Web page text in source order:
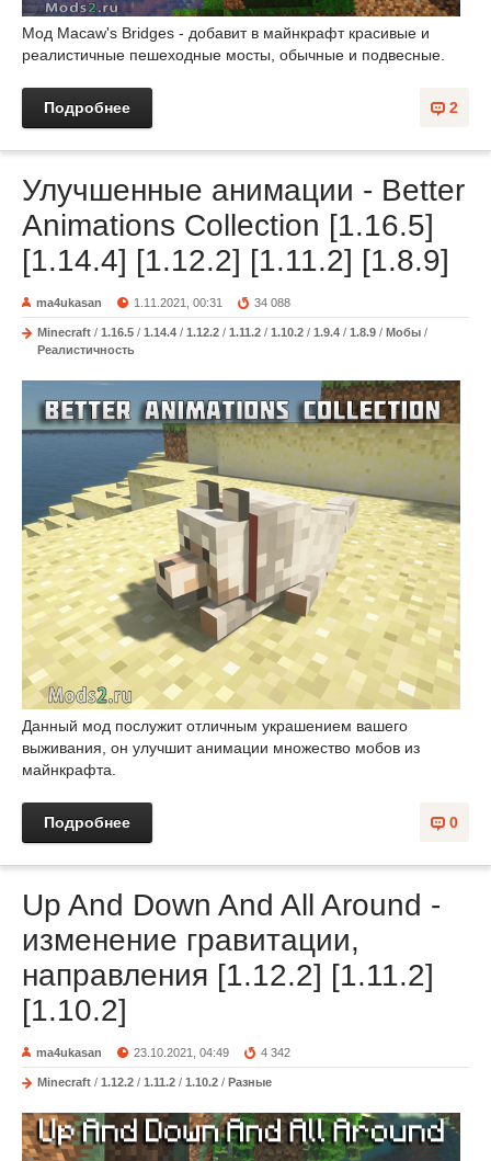
Мод Macaw's Bridges - добавит в майнкрафт красивые и
реалистичные пешеходные мосты, обычные и подвесные.
2
Подробнее
Улучшенные анимации - Better
Animations Collection [1.16.5]
[1.14.4] [1.12.2] [1.11.2] [1.8.9]
ma4ukasan 1.11.2021, 00:31 34 088
Minecraft / 1.16.5 / 1.14.4 / 1.12.2 / 1.11.2 / 1.10.2 / 1.9.4 / 1.8.9 / Мобы /
Реалистичность
Данный мод послужит отличным украшением вашего
выживания, он улучшит анимации множество мобов из
майнкрафта.
0
Подробнее
Up And Down And All Around -
изменение гравитации,
направления [1.12.2] [1.11.2]
[1.10.2]
ma4ukasan 23.10.2021, 04:49 4 342
Minecraft / 1.12.2 / 1.11.2 / 1.10.2 / Разные